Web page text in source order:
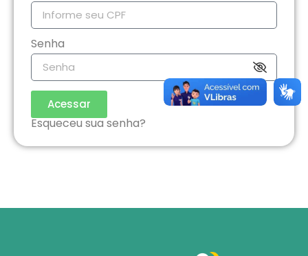
Senha
Acessar
Esqueceu sua senha?